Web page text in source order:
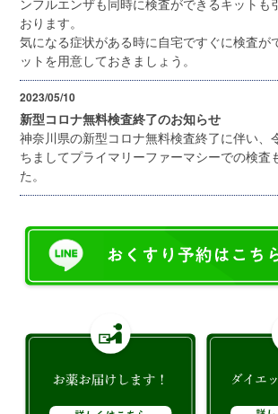
ンフルエンザも同時に検査ができるキットも
おります。
気になる症状がある時に自宅ですぐに検査が
ットを用意しておきましょう。
2023/05/10
新型コロナ無料検査終了のお知らせ
神奈川県の新型コロナ無料検査終了に伴い、
ちましてプライマリーファーマシーでの検査
た。